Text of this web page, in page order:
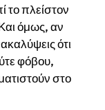
το πλείστον
όμως, αν
ότι
φόβου,
στο